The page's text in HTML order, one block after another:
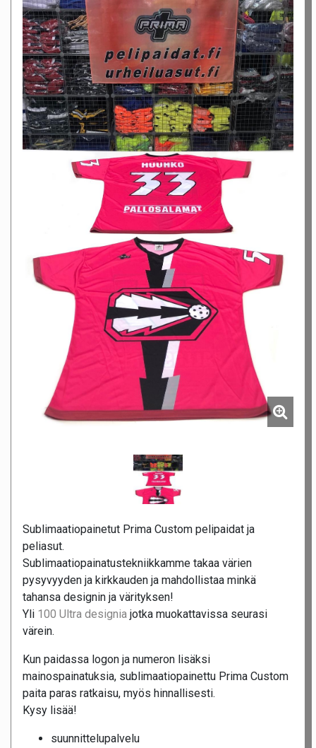
Sublimaatiopainetut Prima Custom pelipaidat ja
peliasut.
Sublimaatiopainatustekniikkamme takaa värien
pysyvyyden ja kirkkauden ja mahdollistaa minkä
tahansa designin ja värityksen!
Yli 100 Ultra designia jotka muokattavissa seurasi
värein.
Kun paidassa logon ja numeron lisäksi
mainospainatuksia, sublimaatiopainettu Prima Custom
paita paras ratkaisu, myös hinnallisesti.
Kysy lisää!
suunnittelupalvelu